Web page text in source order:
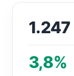
1.247
3,8%